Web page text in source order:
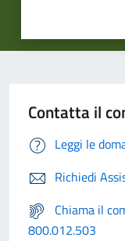
Contatta il
Leggi le
Richiedi
Chiama il
800.012.503